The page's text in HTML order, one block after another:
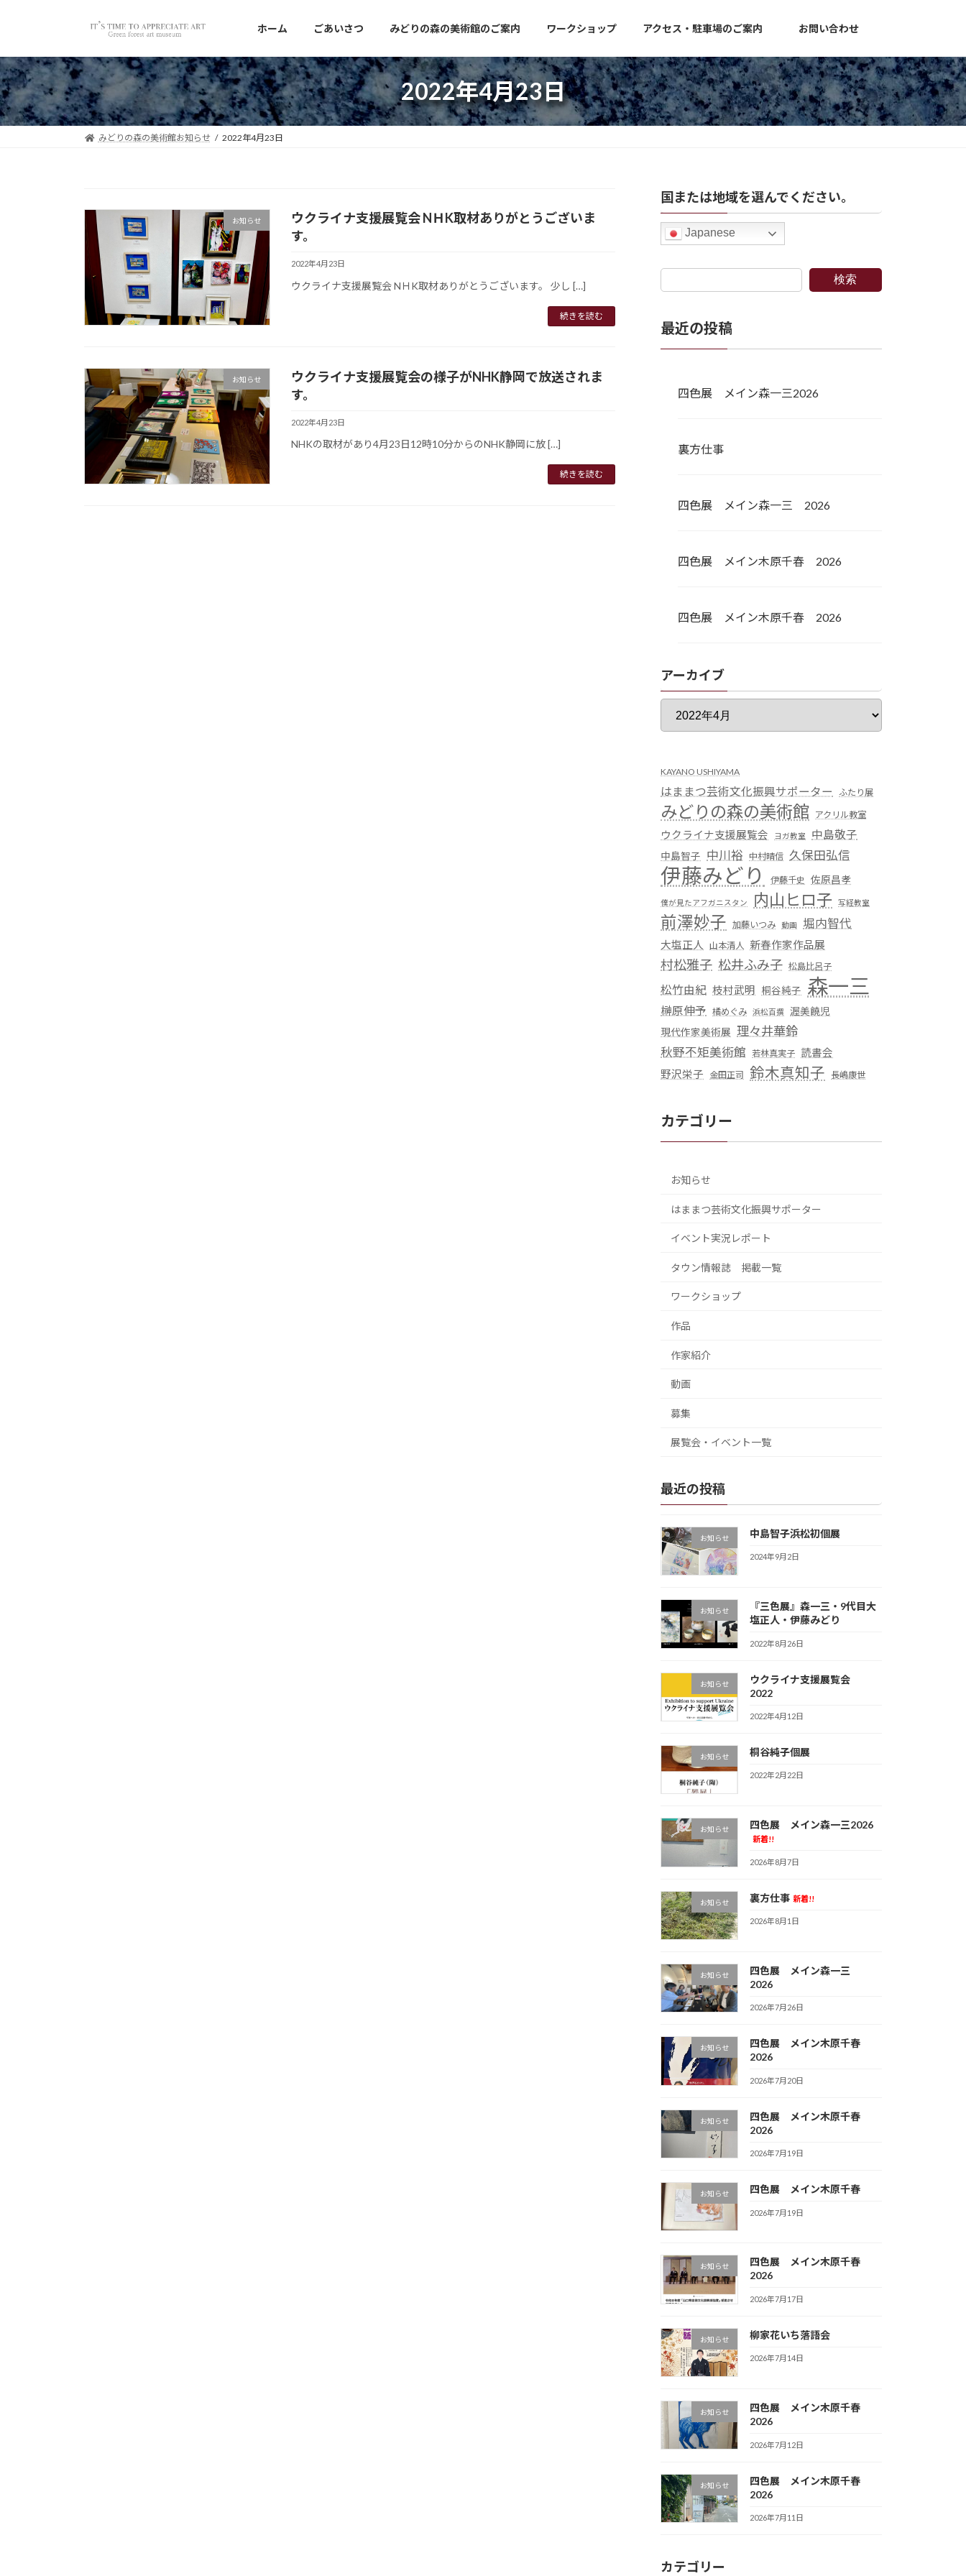
ン
ツ
へ
ス
キ
ー
シ
ョ
ン
に
ホーム ごあいさつ みどりの森の美術館のご案内 ワークショップ アクセス・駐車場のご案内 お問い合わせ
2022年4月23日
みどりの森の美術館お知らせ 2022年4月23日
お知らせ
ウクライナ支援展覧会 NＨK取材ありがとうございま
す。
2022年4月23日
ウクライナ支援展覧会 NＨK取材ありがとうございます。 少し […]
続きを読む
お知らせ
ウクライナ支援展覧会の様子がNHK静岡で放送されま
す。
2022年4月23日
NHKの取材があり4月23日12時10分からのNHK静岡に放 […]
続きを読む
国または地域を選んでください。
Japanese
検索
最近の投稿
四色展 メイン森一三2026
裏方仕事
四色展 メイン森一三 2026
四色展 メイン木原千春 2026
四色展 メイン木原千春 2026
アーカイブ
KAYANO USHIYAMA
はままつ芸術文化振興サポーター ふたり展
みどりの森の美術館 アクリル教室
ウクライナ支援展覧会 ヨガ教室 中島敬子
中島智子 中川裕 中村晴信 久保田弘信
伊藤みどり 伊藤千史 佐原昌孝
僕が見たアフガニスタン 内山ヒロ子 写経教室
前澤妙子 加藤いつみ 動画 堀内智代
大塩正人 山本清人 新春作家作品展
村松雅子 松井ふみ子 松島比呂子
松竹由紀 枝村武明 桐谷純子 森一三
榊原伸予 橘めぐみ 浜松百撰
渥美饒児
現代作家美術展 理々井華鈴
秋野不矩美術館 若林真実子 読書会
野沢栄子
金田正司 鈴木真知子 長嶋康世
カテゴリー
お知らせ
はままつ芸術文化振興サポーター
イベント実況レポート
タウン情報誌 掲載一覧
ワークショップ
作品
作家紹介
動画
募集
展覧会・イベント一覧
最近の投稿
お知らせ 中島智子浜松初個展
2024年9月2日
お知らせ
『三色展』森一三・9代目大
塩正人・伊藤みどり
2022年8月26日
お知らせ
ウクライナ支援展覧会
2022
2022年4月12日
お知らせ 桐谷純子個展
2022年2月22日
お知らせ 四色展 メイン森一三2026
新着!!
2026年8月7日
お知らせ 裏方仕事 新着!!
2026年8月1日
お知らせ
四色展 メイン森一三
2026
2026年7月26日
お知らせ
四色展 メイン木原千春
2026
2026年7月20日
お知らせ
四色展 メイン木原千春
2026
2026年7月19日
お知らせ 四色展 メイン木原千春
2026年7月19日
お知らせ
四色展 メイン木原千春
2026
2026年7月17日
お知らせ 柳家花いち落語会
2026年7月14日
お知らせ
四色展 メイン木原千春
2026
2026年7月12日
お知らせ
四色展 メイン木原千春
2026
2026年7月11日
カテゴリー